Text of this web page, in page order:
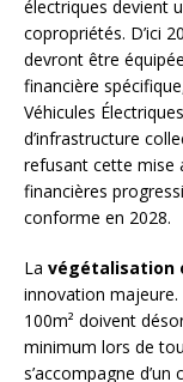
électriques devient
copropriétés. D’ici
devront être
financière
Véhicules
d’infrastructure
refusant cette mise
financières
conforme en 2028.
La végétalisation
innovation
100m² doivent
minimum lors de
s’accompagne